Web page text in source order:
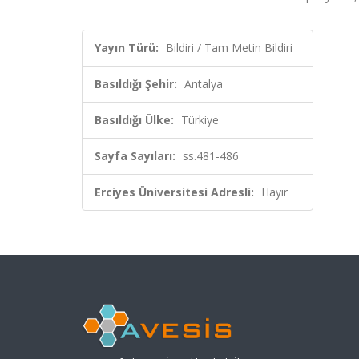
Yayın Türü: Bildiri / Tam Metin Bildiri
Basıldığı Şehir: Antalya
Basıldığı Ülke: Türkiye
Sayfa Sayıları: ss.481-486
Erciyes Üniversitesi Adresli: Hayır